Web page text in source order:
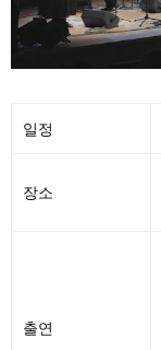
일정
장소
출연